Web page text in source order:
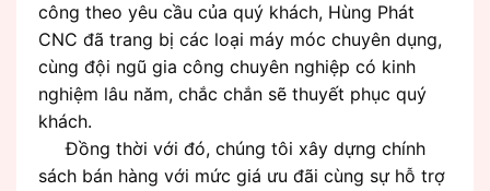
công theo yêu cầu của quý khách, Hùng Phát
CNC đã trang bị các loại máy móc chuyên dụng,
cùng đội ngũ gia công chuyên nghiệp có kinh
nghiệm lâu năm, chắc chắn sẽ thuyết phục quý
khách.
Đồng thời với đó, chúng tôi xây dựng chính
sách bán hàng với mức giá ưu đãi cùng sự hỗ trợ